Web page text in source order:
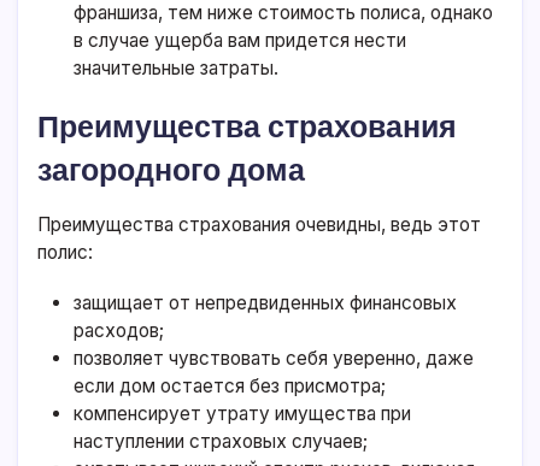
франшиза, тем ниже стоимость полиса, однако
в случае ущерба вам придется нести
значительные затраты.
Преимущества страхования
загородного дома
Преимущества страхования очевидны, ведь этот
полис:
защищает от непредвиденных финансовых
расходов;
позволяет чувствовать себя уверенно, даже
если дом остается без присмотра;
компенсирует утрату имущества при
наступлении страховых случаев;